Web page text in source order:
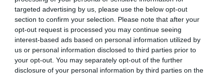
targeted advertising by us, please use the below opt-out
section to confirm your selection. Please note that after your
opt-out request is processed you may continue seeing
interest-based ads based on personal information utilized by
us or personal information disclosed to third parties prior to
your opt-out. You may separately opt-out of the further
disclosure of your personal information by third parties on the
ACTIVAR AHORA
Compartir
Imprimir